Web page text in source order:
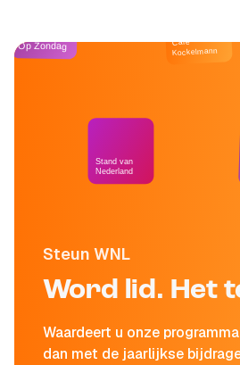
Steun WNL
Word lid. Het
Waardeert u onze
dan met de jaarlijkse
Op Zondag
Stand van
Nederland
Café
Kockelmann